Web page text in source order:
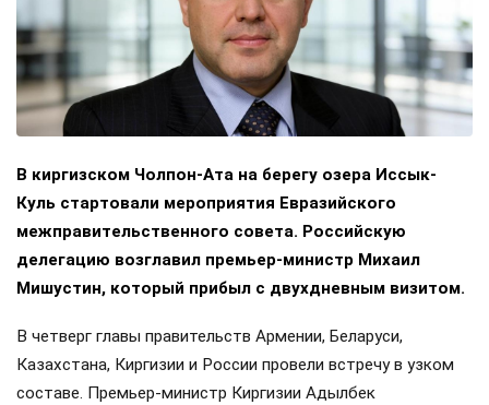
В киргизском Чолпон-Ата на берегу озера Иссык-
Куль стартовали мероприятия Евразийского
межправительственного совета. Российскую
делегацию возглавил премьер-министр Михаил
Мишустин, который прибыл с двухдневным визитом.
В четверг главы правительств Армении, Беларуси,
Казахстана, Киргизии и России провели встречу в узком
составе. Премьер-министр Киргизии Адылбек